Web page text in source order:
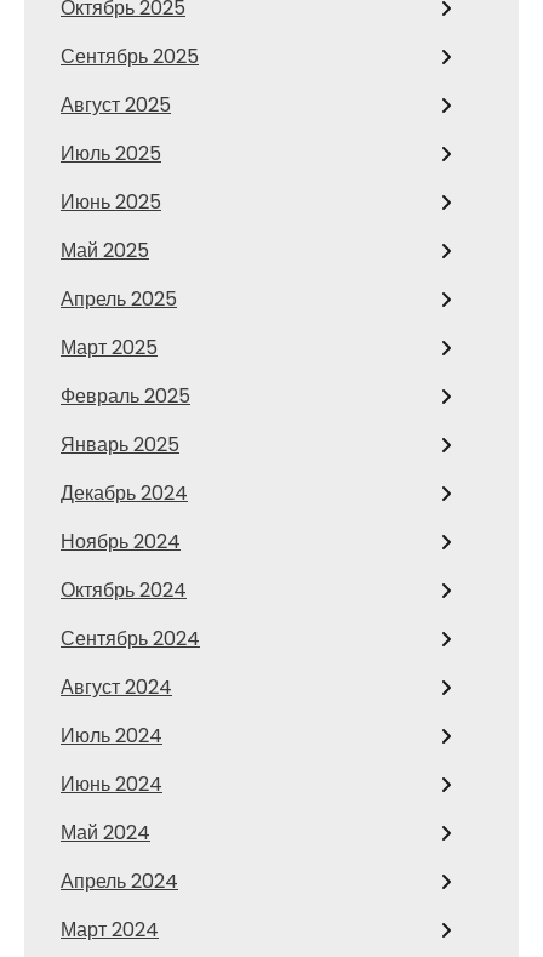
Октябрь 2025
Сентябрь 2025
Август 2025
Июль 2025
Июнь 2025
Май 2025
Апрель 2025
Март 2025
Февраль 2025
Январь 2025
Декабрь 2024
Ноябрь 2024
Октябрь 2024
Сентябрь 2024
Август 2024
Июль 2024
Июнь 2024
Май 2024
Апрель 2024
Март 2024